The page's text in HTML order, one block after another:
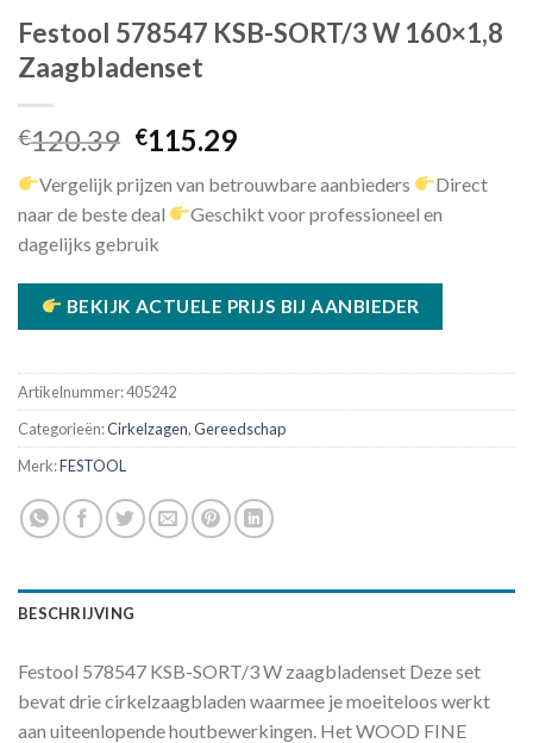
Festool 578547 KSB-SORT/3 W 160×1,8
Zaagbladenset
€120.39 Oorspronkelijke
was:
€120.39.
€115.29Huidige
is:
€115.29.
Vergelijk prijzen van betrouwbare aanbieders
Direct
naar de beste deal
Geschikt voor professioneel en
dagelijks gebruik
BEKIJK ACTUELE PRIJS BIJ AANBIEDER
Artikelnummer:405242
Categorieën:Cirkelzagen,Gereedschap
Merk:FESTOOL
BESCHRIJVING
Festool 578547 KSB-SORT/3 W zaagbladenset Deze set
bevat drie cirkelzaagbladen waarmee je moeiteloos werkt
aan uiteenlopende houtbewerkingen. Het WOOD FINE